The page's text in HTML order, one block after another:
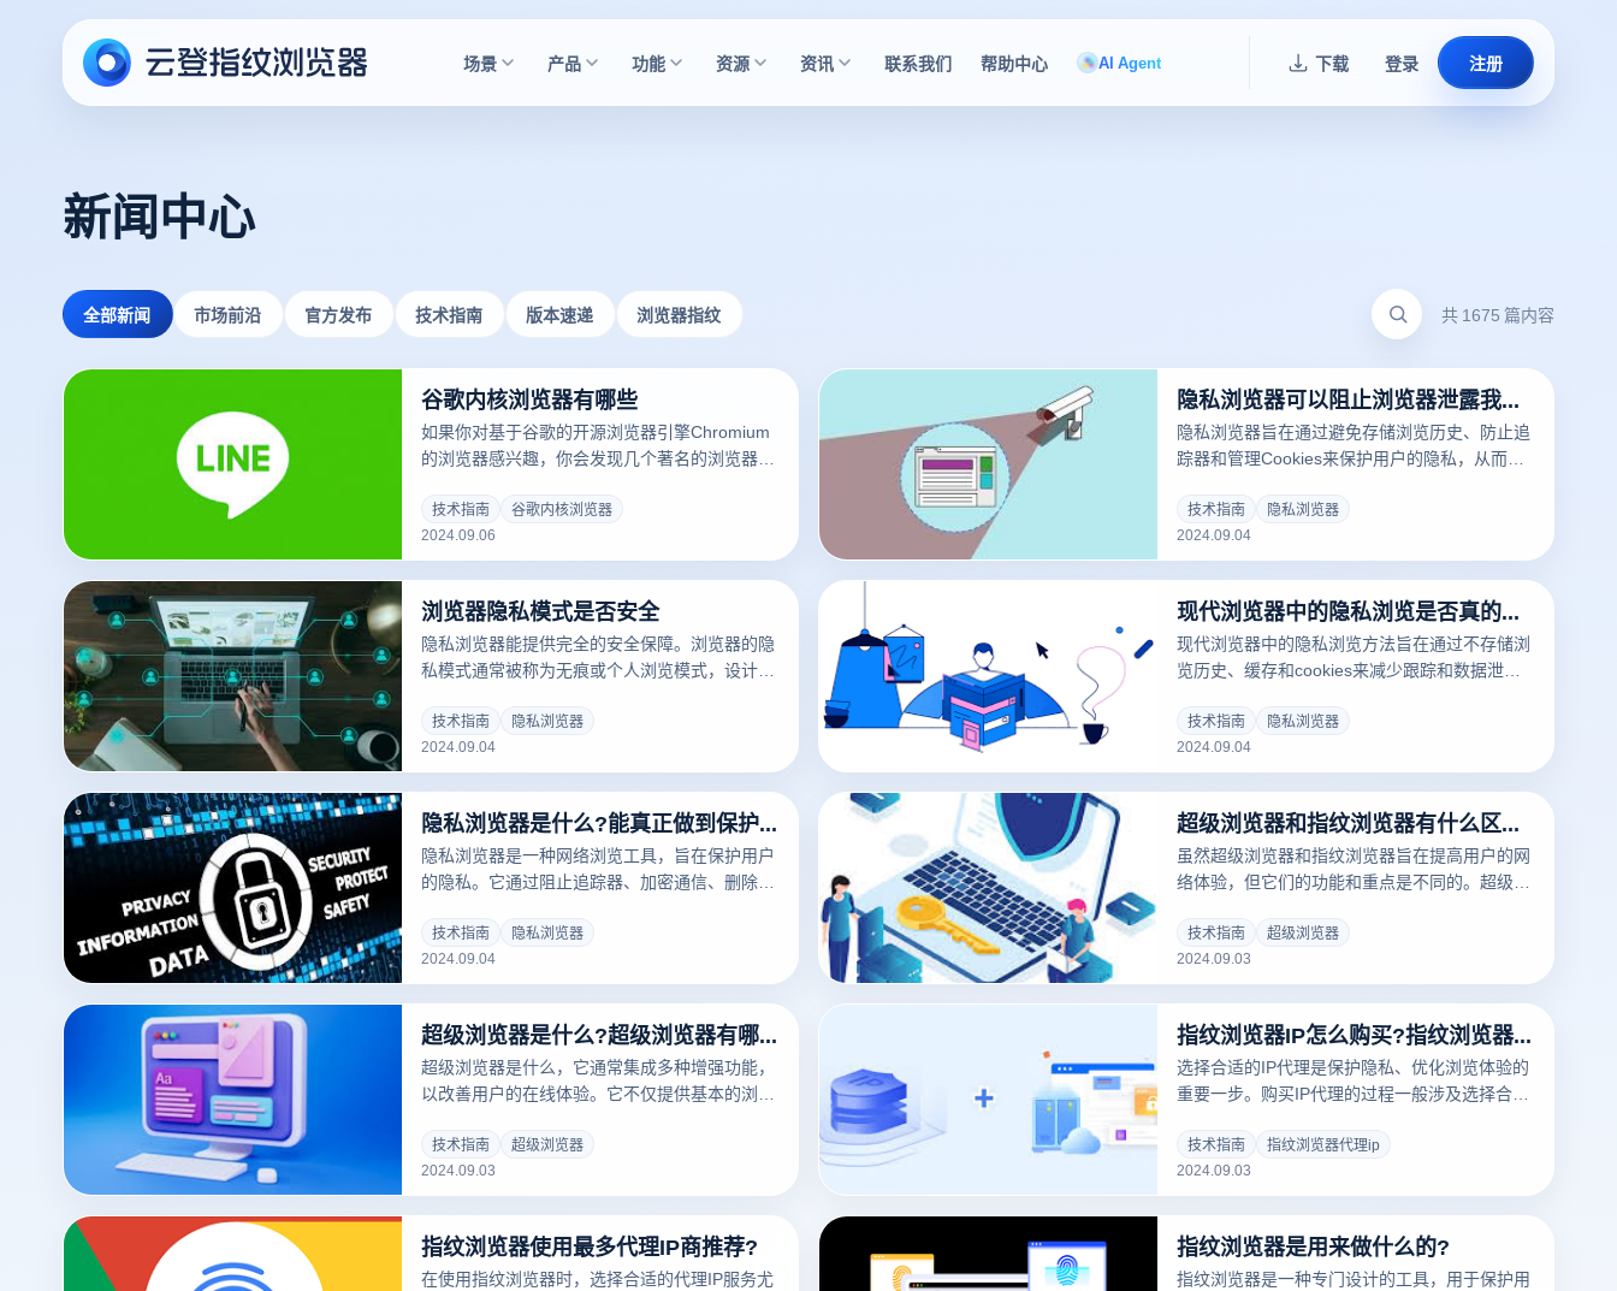
场景 产品 功能 资源 资讯 联系我们 帮助中心 AI Agent 下载 登录 注册
新闻中心
全部新闻 市场前沿 官方发布 技术指南 版本速递 浏览器指纹 共 1675 篇内容
谷歌内核浏览器有哪些
如果你对基于谷歌的开源浏览器引擎Chromium
的浏览器感兴趣，你会发现几个著名的浏览器使
兼容性方面表现良好，而且提供了独特的功能和
感受。接下来，让我们深入了解一些谷歌内核浏
览器。
技术指南
谷歌内核浏览器
2024.09.06
隐私浏览器可以阻止浏览器泄露我们的隐私吗?
隐私浏览器旨在通过避免存储浏览历史、防止追
踪器和管理Cookies来保护用户的隐私，从而减
所有隐私泄露的风险。例如，隐私浏览器一般无
法阻止互联网服务提供商、网站或其他第三方的
跟踪。因此，虽然隐私浏览器可以显著改善隐私
现更全面的隐私保护。
技术指南
隐私浏览器
2024.09.04
浏览器隐私模式是否安全
隐私浏览器能提供完全的安全保障。浏览器的隐
私模式通常被称为无痕或个人浏览模式，设计用
用户的隐私保护。但是，这种模式并不是绝对安
全的。虽然可以减少当地数据的保存和其他用户
的访问痕迹，但仍然无法阻止网络服务提供商、
为保护隐私的一部分，但用户仍然需要采取其他
措施来确保全面的安全。
技术指南
隐私浏览器
2024.09.04
现代浏览器中的隐私浏览是否真的安全?
现代浏览器中的隐私浏览方法旨在通过不存储浏
览历史、缓存和cookies来减少跟踪和数据泄
模式并非绝对安全。它主要用于保护当地数据，
对网络监控和第三方跟踪的保护仍然有限。因
此，虽然隐私浏览可以增强隐私保护，但用户仍
更高的保护效果。
技术指南
隐私浏览器
2024.09.04
隐私浏览器是什么?能真正做到保护隐私吗?
隐私浏览器是一种网络浏览工具，旨在保护用户
的隐私。它通过阻止追踪器、加密通信、删除浏
的风险。但是，虽然隐私浏览器可以提供一定程
度的隐私保护，但其效果仍然受到很多因素的影
响，包括用户的使用习惯和浏览器的技术能力。
但客户仍然需要采取各种措施来实现真正的隐私
保护。
技术指南
隐私浏览器
2024.09.04
超级浏览器和指纹浏览器有什么区别吗?
虽然超级浏览器和指纹浏览器旨在提高用户的网
络体验，但它们的功能和重点是不同的。超级浏
多种增强功能，提供全面的浏览解决方案。指纹
浏览器致力于通过模拟不同的浏览器指纹来隐藏
客户的真实身份，以防止被跟踪和识别。接下
两种浏览器的特点，以帮助您理解它们的主要区
别和优点。
技术指南
超级浏览器
2024.09.03
超级浏览器是什么?超级浏览器有哪些用?
超级浏览器是什么，它通常集成多种增强功能，
以改善用户的在线体验。它不仅提供基本的浏览
拦截和数据加密。通过使用超级浏览器，用户可
以更安全地浏览网页，保护个人信息，提高互联
网接入效率。接下来，我们将讨论超级浏览器的
技术指南
超级浏览器
2024.09.03
指纹浏览器IP怎么购买?指纹浏览器哪家好用?
选择合适的IP代理是保护隐私、优化浏览体验的
重要一步。购买IP代理的过程一般涉及选择合适
外，市场上有很多指纹浏览器可供选择，但是哪
些是最好的呢？本文将详细介绍如何购买指纹浏
览器代理ip多少钱一个，并推荐一些功能完善、
技术指南
指纹浏览器代理ip
2024.09.03
指纹浏览器使用最多代理IP商推荐?
在使用指纹浏览器时，选择合适的代理IP服务尤
指纹浏览器是用来做什么的?
指纹浏览器是一种专门设计的工具，用于保护用